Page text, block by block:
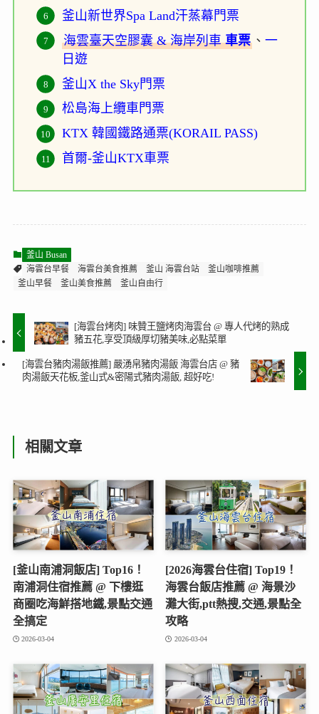
釜山新世界Spa Land汗蒸幕門票
海雲臺天空膠囊 & 海岸列車車票 、一
日遊
釜山X the Sky門票
松島海上纜車門票
KTX 韓國鐵路通票(KORAIL PASS)
首爾-釜山KTX車票
釜山 Busan
海雲台早餐
海雲台美食推薦 釜山 海雲台站
釜山咖啡推薦
釜山早餐
釜山美食推薦 釜山自由行
[海雲台烤肉] 味贊王鹽烤肉海雲台 @ 專人代烤的熟成
豬五花,享受頂級厚切豬美味,必點菜單
[海雲台豬肉湯飯推薦] 嚴湧帛豬肉湯飯 海雲台店 @ 豬
肉湯飯天花板,釜山式&密陽式豬肉湯飯, 超好吃!
相關文章
[釜山南浦洞飯店] Top16！
南浦洞住宿推薦 @ 下樓逛
商圈吃海鮮搭地鐵,景點交通
全搞定
2026-03-04
[2026海雲台住宿] Top19！
海雲台飯店推薦 @ 海景沙
灘大街,ptt熱搜,交通,景點全
攻略
2026-03-04